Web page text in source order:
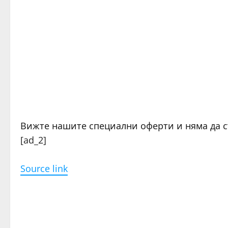
Вижте нашите специални оферти и няма да
[ad_2]
Source link